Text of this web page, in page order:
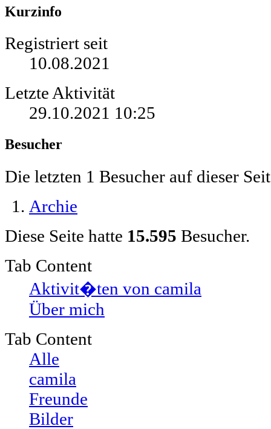
Kurzinfo
Registriert seit
10.08.2021
Letzte Aktivität
29.10.2021 10:25
Besucher
Die letzten 1 Besucher auf dieser
Archie
Diese Seite hatte 15.595 Besucher.
Tab Content
Aktivit�ten von camila
Über mich
Tab Content
Alle
camila
Freunde
Bilder